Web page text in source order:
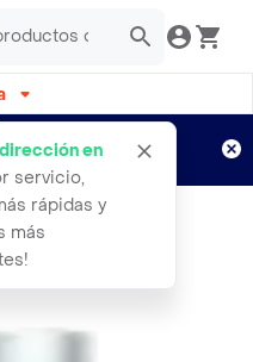
en
servicio,
rápidas y
más
Aplican TyC